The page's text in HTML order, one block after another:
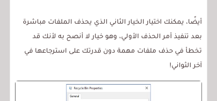
أيضًا، يمكنك اختيار الخيار الثاني الذي يحذف الملفات مباشرة
بعد تنفيذ أمر الحذف الأولي، وهو خيار لا أنصح به لأنك قد
تخطأ في حذف ملفات مهمة دون قدرتك على استرجاعها في
آخر الثواني!